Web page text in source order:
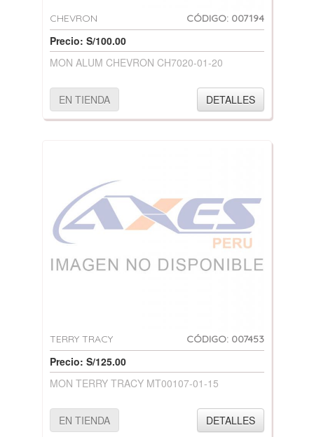
CHEVRON CÓDIGO: 007194
Precio: S/100.00
MON ALUM CHEVRON CH7020-01-20
EN TIENDA DETALLES
TERRY TRACY CÓDIGO: 007453
Precio: S/125.00
MON TERRY TRACY MT00107-01-15
EN TIENDA DETALLES